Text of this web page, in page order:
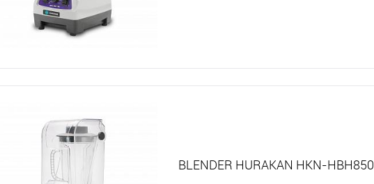
BLENDER HURAKAN HKN-HBH850